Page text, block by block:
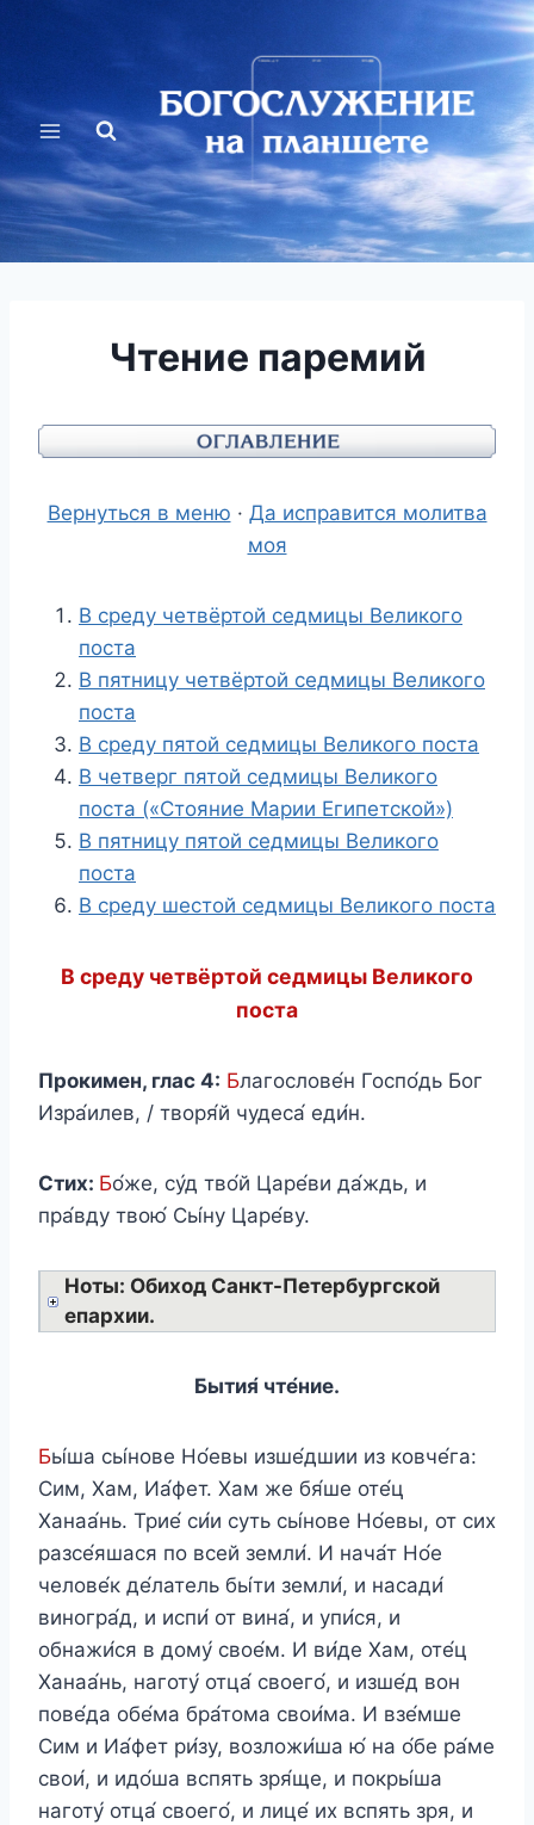
Чтение паремий
Вернуться в меню · Да исправится молитва
моя
В среду четвёртой седмицы Великого
поста
В пятницу четвёртой седмицы Великого
поста
В среду пятой седмицы Великого поста
В четверг пятой седмицы Великого
поста («Стояние Марии Египетской»)
В пятницу пятой седмицы Великого
поста
В среду шестой седмицы Великого поста
В среду четвёртой седмицы Великого
поста
Прокимен, глас 4: Благослове́н Госпо́дь Бог
Изра́илев, / творя́й чудеса́ еди́н.
Стих: Бо́же, су́д тво́й Царе́ви да́ждь, и
пра́вду твою́ Сы́ну Царе́ву.
Ноты: Обиход Санкт-Петербургской
епархии.
Бытия́ чте́ние.
Бы́ша сы́нове Но́евы изше́дшии из ковче́га:
Сим, Хам, Иа́фет. Хам же бя́ше оте́ц
Ханаа́нь. Трие́ си́и суть сы́нове Но́евы, от сих
разсе́яшася по всей земли́. И нача́т Но́е
челове́к де́латель бы́ти земли́, и насади́
виногра́д, и испи́ от вина́, и упи́ся, и
обнажи́ся в дому́ свое́м. И ви́де Хам, оте́ц
Ханаа́нь, наготу́ отца́ своего́, и изше́д вон
пове́да обе́ма бра́тома свои́ма. И взе́мше
Сим и Иа́фет ри́зу, возложи́ша ю́ на о́бе ра́ме
свои́, и идо́ша вспять зря́ще, и покры́ша
наготу́ отца́ своего́, и лице́ их вспять зря, и